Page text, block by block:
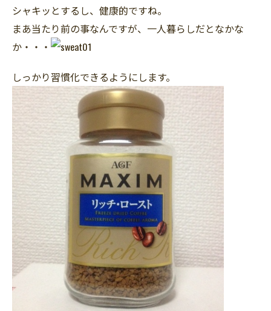
シャキッとするし、健康的ですね。
まあ当たり前の事なんですが、一人暮らしだとなかな
か・・・
しっかり習慣化できるようにします。